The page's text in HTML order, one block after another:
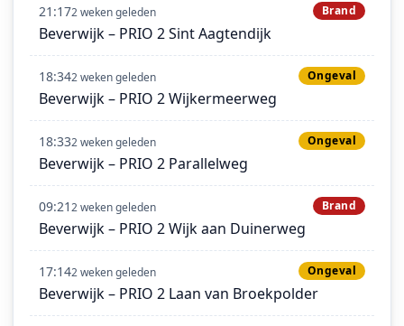
21:172 weken geleden Brand
Beverwijk – PRIO 2 Sint Aagtendijk
18:342 weken geleden Ongeval
Beverwijk – PRIO 2 Wijkermeerweg
18:332 weken geleden Ongeval
Beverwijk – PRIO 2 Parallelweg
09:212 weken geleden Brand
Beverwijk – PRIO 2 Wijk aan Duinerweg
17:142 weken geleden Ongeval
Beverwijk – PRIO 2 Laan van Broekpolder